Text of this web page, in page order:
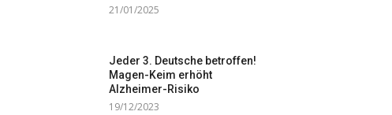
21/01/2025
Jeder 3. Deutsche betroffen!
Magen-Keim erhöht
Alzheimer-Risiko
19/12/2023